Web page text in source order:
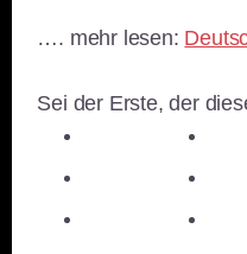
…. mehr lesen:
Sei der Erste, der